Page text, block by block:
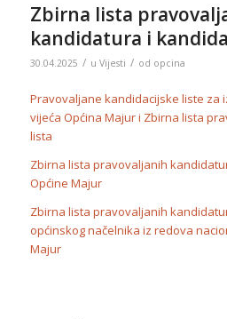
Zbirna lista
kandidatura i
30.04.2025 / u Vijesti / od opcina
Pravovaljane kandidacijske liste za
vijeća Općina Majur i Zbirna lista
lista
Zbirna lista pravovaljanih
Općine Majur
Zbirna lista pravovaljanih
općinskog načelnika iz redova
Majur